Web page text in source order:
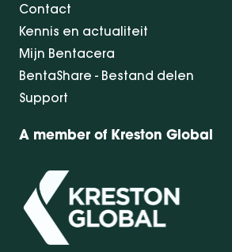
Contact
Kennis en actualiteit
Mijn Bentacera
BentaShare - Bestand delen
Support
A member of Kreston Global